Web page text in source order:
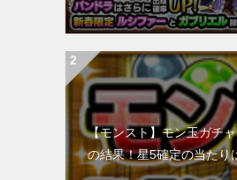
【モンスト】モン玉ガチ
の結果！星5確定の当たり